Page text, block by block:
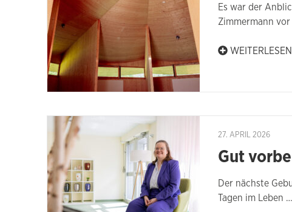
Es war der
Zimmermann
WEITERLESEN
27. APRIL 2026
Gut
Der nächste
Tagen im Leben …